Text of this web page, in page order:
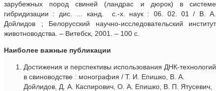
зарубежных пород свиней (ландрас и дюрок) в системе
гибридизации : дис. … канд. с.-х. наук : 06. 02. 01 / В. А.
Дойлидов ; Белорусский научно-исследовательский институт
животноводства. – Витебск, 2001. – 100 с.
Наиболее важные публикации
Достижения и перспективы использования ДНК-технологий
в свиноводстве : монография / Т. И. Епишко, В. А.
Дойлидов, Д. А. Каспирович, О. А. Епишко, В. П. Ятусевич,